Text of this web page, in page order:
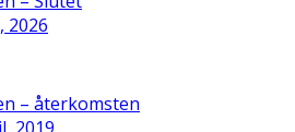
2026
– återkomsten